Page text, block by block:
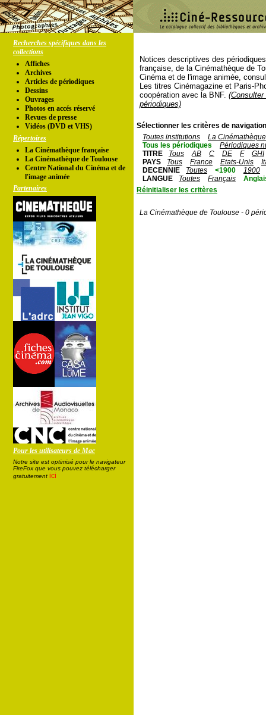
Recherches spécifiques dans les
collections
Affiches
Archives
Articles de périodiques
Dessins
Ouvrages
Photos en accés réservé
Revues de presse
Vidéos (DVD et VHS)
Répertoires
La Cinémathèque française
La Cinémathèque de Toulouse
Centre National du Cinéma et de
l'image animée
Partenaires
Pour les utilisateurs de Mac
Notre site est optimisé pour le navigateur
FireFox que vous pouvez télécharger
gratuitement ici
Notices descriptives des
française, de la Cinémathèque de
Cinéma et de l'image animée,
Les titres Cinémagazine et Paris-
coopération avec la BNF.
périodiques)
Sélectionner les critères de
Toutes institutions
La
Tous les périodiques
Périodiques
TITRE
Tous AB C DE F
GHI
PAYS
Tous France Etats-Unis
DECENNIE
Toutes <1900
1900
LANGUE
Toutes Français
Réinitialiser les critères
La Cinémathèque de Toulouse - 0